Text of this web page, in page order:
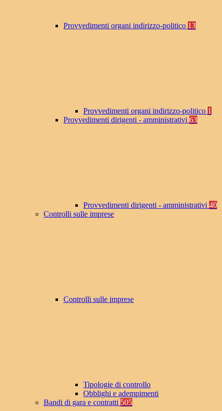
Provvedimenti organi indirizzo-politico 13
Provvedimenti organi indirizzo-politico 1
Provvedimenti dirigenti - amministrativi 63
Provvedimenti dirigenti - amministrativi 40
Controlli sulle imprese
Controlli sulle imprese
Tipologie di controllo
Obblighi e adempimenti
Bandi di gara e contratti 505